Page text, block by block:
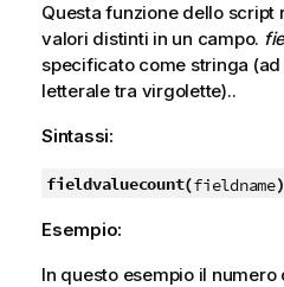
Questa funzione dello script
valori distinti in un campo.
specificato come stringa
letterale tra virgolette)..
Sintassi:
fieldvaluecount(fieldname)
Esempio:
In questo esempio il